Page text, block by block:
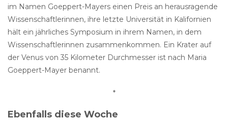
im Namen Goeppert-Mayers einen Preis an herausragende
Wissenschaftlerinnen, ihre letzte Universität in Kalifornien
hält ein jährliches Symposium in ihrem Namen, in dem
Wissenschaftlerinnen zusammenkommen. Ein Krater auf
der Venus von 35 Kilometer Durchmesser ist nach Maria
Goeppert-Mayer benannt.
*
Ebenfalls diese Woche